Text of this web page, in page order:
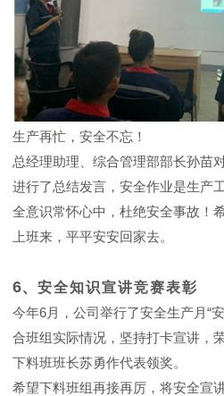
生产再忙，安全不忘！
总经理助理、综合管理部部长孙苗
进行了总结发言，安全作业是生产
全意识常怀心中，杜绝安全事故！
上班来，平平安安回家去。
6、 安全知识宣讲竞赛表彰
今年6月，公司举行了安全生产月“
合班组实际情况，坚持打卡宣讲，
下料班班长苏勇作代表领奖。
希望下料班组再接再厉，将安全宣